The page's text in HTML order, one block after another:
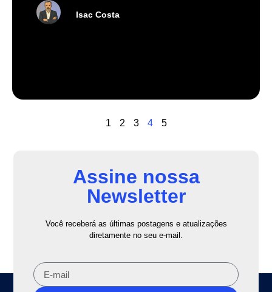
Isac Costa
1 2 3 4 5
Assine nossa
Newsletter
Você receberá as últimas postagens e atualizações
diretamente no seu e-mail.